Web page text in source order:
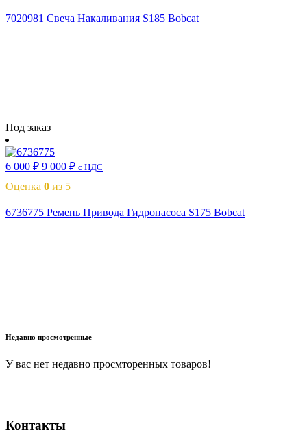
7020981 Свеча Накаливания S185 Bobcat
Под заказ
6 000 ₽ 9 000₽ с НДС
Оценка 0 из 5
6736775 Ремень Привода Гидронасоса S175 Bobcat
Недавно просмотренные
У вас нет недавно просмторенных товаров!
Контакты